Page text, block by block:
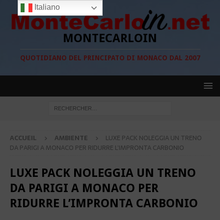
MONTECARLOIN
QUOTIDIANO DEL PRINCIPATO DI MONACO DAL 2007
ACCUEIL AMBIENTE
LUXE PACK NOLEGGIA UN TRENO
DA PARIGI A MONACO PER RIDURRE L’IMPRONTA CARBONIO
LUXE PACK NOLEGGIA UN TRENO
DA PARIGI A MONACO PER
RIDURRE L’IMPRONTA CARBONIO
Italiano